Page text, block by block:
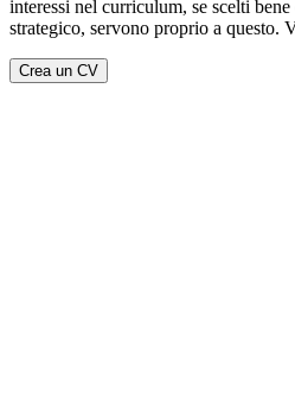
interessi nel curriculum, se scelti
strategico, servono proprio a questo.
Crea un CV